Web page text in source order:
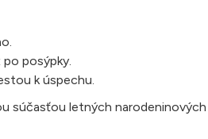
posýpky.
k úspechu.
súčasťou letných narodeninových